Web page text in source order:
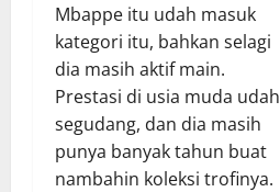
Mbappe itu udah masuk
kategori itu, bahkan selagi
dia masih aktif main.
Prestasi di usia muda udah
segudang, dan dia masih
punya banyak tahun buat
nambahin koleksi trofinya.